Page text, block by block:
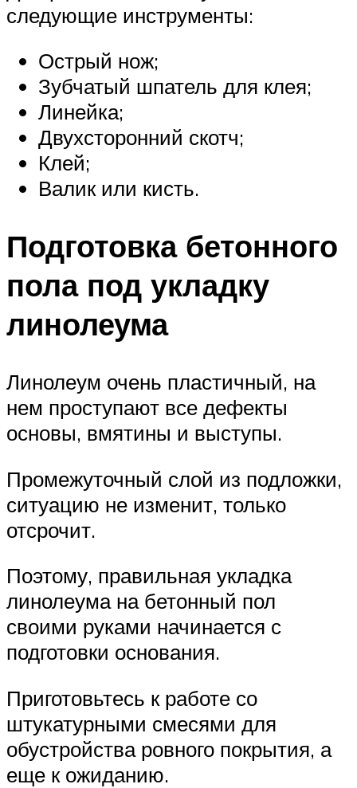
следующие инструменты:
Острый нож;
Зубчатый шпатель для клея;
Линейка;
Двухсторонний скотч;
Клей;
Валик или кисть.
Подготовка бетонного
пола под укладку
линолеума
Линолеум очень пластичный, на
нем проступают все дефекты
основы, вмятины и выступы.
Промежуточный слой из подложки,
ситуацию не изменит, только
отсрочит.
Поэтому, правильная укладка
линолеума на бетонный пол
своими руками начинается с
подготовки основания.
Приготовьтесь к работе со
штукатурными смесями для
обустройства ровного покрытия, а
еще к ожиданию.